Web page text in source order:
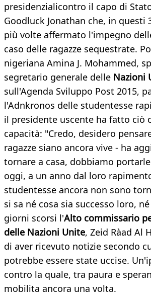
presidenzialicontro il capo di
Goodluck Jonathan che, in questi
più volte affermato l'impegno
caso delle ragazze sequestrate.
nigeriana Amina J. Mohammed,
segretario generale delle Nazioni
sull'Agenda Sviluppo Post 2015,
l'Adnkronos delle studentesse
il presidente uscente ha fatto ciò
capacità: "Credo, desidero
ragazze siano ancora vive - ha
tornare a casa, dobbiamo
oggi, a un anno dal loro
studentesse ancora non sono
si sa né cosa sia successo loro,
giorni scorsi l'Alto commissario
delle Nazioni Unite, Zeid Ràad Al
di aver ricevuto notizie secondo
potrebbe essere state uccise.
contro la quale, tra paura e
mobilita ancora una volta.